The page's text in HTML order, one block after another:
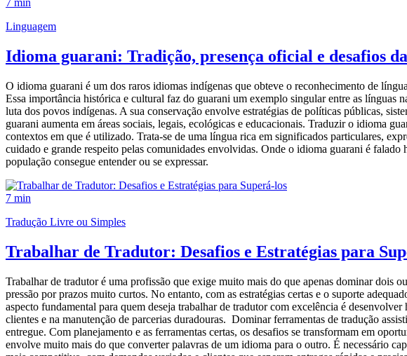
7 min
Linguagem
Idioma guarani: Tradição, presença oficial e desafios
O idioma guarani é um dos raros idiomas indígenas que obteve o reconhecimento de
Essa importância histórica e cultural faz do guarani um exemplo singular entre as
luta dos povos indígenas. A sua conservação envolve estratégias de políticas públicas,
guarani aumenta em áreas sociais, legais, ecológicas e educacionais. Traduzir o idioma
contextos em que é utilizado. Trata-se de uma língua rica em significados particulares,
cuidado e grande respeito pelas comunidades envolvidas. Onde o idioma guarani é
população consegue entender ou se expressar.
7 min
Tradução Livre ou Simples
Trabalhar de Tradutor: Desafios e Estratégias para
Trabalhar de tradutor é uma profissão que exige muito mais do que apenas dominar dois
pressão por prazos muito curtos. No entanto, com as estratégias certas e o suporte
aspecto fundamental para quem deseja trabalhar de tradutor com excelência é
clientes e na manutenção de parcerias duradouras. Dominar ferramentas de tradução
entregue. Com planejamento e as ferramentas certas, os desafios se transformam em
envolve muito mais do que converter palavras de um idioma para o outro. É necessário